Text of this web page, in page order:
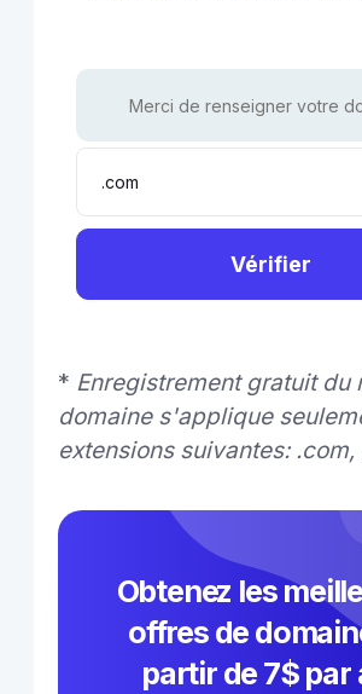
.com
Vérifier
* Enregistrement gratuit du
domaine s'applique
extensions suivantes: .com,
Obtenez les
offres de
partir de 7$ par